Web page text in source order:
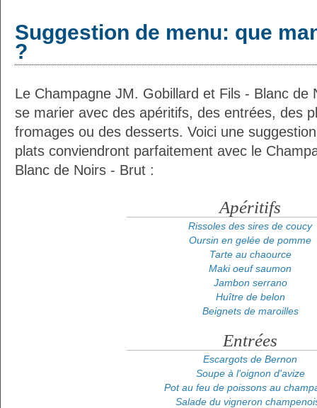
Suggestion de menu: que
?
Le Champagne JM. Gobillard et Fils - Blanc de
se marier avec des apéritifs, des entrées, des
fromages ou des desserts. Voici une
plats conviendront parfaitement avec le
Blanc de Noirs - Brut :
Apéritifs
Rissoles des sires de coucy
Oursin en gelée de pomme
Tarte au chaource
Maki oeuf saumon
Jambon serrano
Huître de belon
Beignets de maroilles
Entrées
Escargots de Bernon
Soupe à l'oignon d'avize
Pot au feu de poissons au
Salade du vigneron